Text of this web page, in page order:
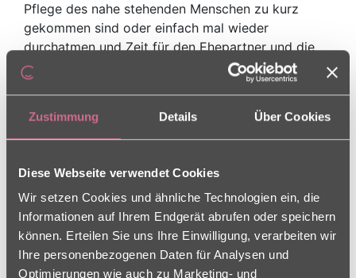
Zustimmung Details Über Cookies
Diese Webseite verwendet Cookies
Wir setzen Cookies und ähnliche Technologien ein, die
Informationen auf Ihrem Endgerät abrufen oder speichern
können. Erteilen Sie uns Ihre Einwilligung, verarbeiten wir
Ihre personenbezogenen Daten für Analysen und
Optimierungen wie auch zu Marketing- und
Pflege des nahe stehenden Menschen zu kurz
gekommen sind oder einfach mal wieder
durchatmen und Zeit für den Ehepartner und die
Kinder haben.
In einigen unserer Seniorenzentren wurden dafür
spezielle Plätze für die Verhinderungspflege
eingerichtet. Hier wird eine vorübergehende
Menschen für einige Wochen oder Monate
sicherstellt. Pflegende Angehörige können Kraft
schöpfen mit dem guten Gefühl, dass der geliebte
Mensch in dem ausgewählten Charleston Wohn-
und Pflegezentren in liebevollen Händen ist. Dafür
stehen in den Häusern spezielle Pflegezimmer zur